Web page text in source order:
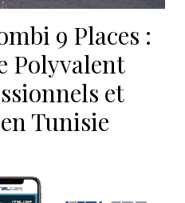
9 Places :
Polyvalent
et
Tunisie